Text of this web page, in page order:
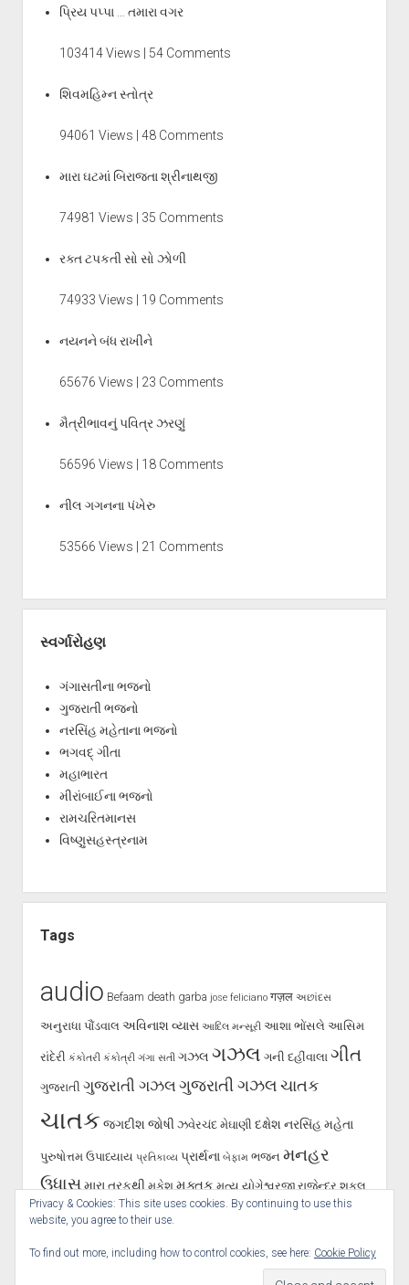
પ્રિય પપ્પા … તમારા વગર
103414 Views | 54 Comments
શિવમહિમ્ન સ્તોત્ર
94061 Views | 48 Comments
મારા ઘટમાં બિરાજતા શ્રીનાથજી
74981 Views | 35 Comments
રક્ત ટપકતી સો સો ઝોળી
74933 Views | 19 Comments
નયનને બંધ રાખીને
65676 Views | 23 Comments
મૈત્રીભાવનું પવિત્ર ઝરણું
56596 Views | 18 Comments
નીલ ગગનના પંખેરુ
53566 Views | 21 Comments
સ્વર્ગારોહણ
ગંગાસતીના ભજનો
ગુજરાતી ભજનો
નરસિંહ મહેતાના ભજનો
ભગવદ્ ગીતા
મહાભારત
મીરાંબાઈના ભજનો
રામચરિતમાનસ
વિષ્ણુસહસ્ત્રનામ
Tags
audio Befaam death garba jose feliciano गज़ल અછાંદસ
અનુરાધા પૌંડવાલ અવિનાશ વ્યાસ આદિલ મન્સૂરી આશા ભોંસલે આસિમ
રાંદેરી કંકોતરી કંકોત્રી ગંગા સતી ગઝલ ગઝલ ગની દહીંવાલા ગીત
ગુજરાતી ગુજરાતી ગઝલ ગુજરાતી ગઝલ ચાતક
ચાતક જગદીશ જોષી ઝવેરચંદ મેઘાણી દક્ષેશ નરસિંહ મહેતા
પુરુષોત્તમ ઉપાધ્યાય પ્રતિકાવ્ય પ્રાર્થના બેફામ ભજન મનહર
ઉધાસ મારા તરફથી મુકેશ મુક્તક મૃત્યુ યોગેશ્વરજી રાજેન્દ્ર શુકલ
રાવજી પટેલ શૂન્ય પાલનપુરી સૈફ પાલનપુરી હસ્તાક્ષર
Privacy & Cookies: This site uses cookies. By continuing to use this
website, you agree to their use.
To find out more, including how to control cookies, see here: Cookie Policy